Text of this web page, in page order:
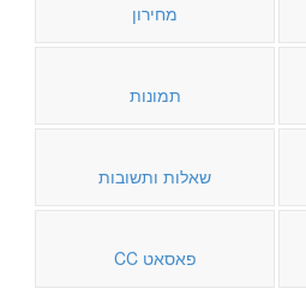
מחירון
תמונות
שאלות ותשובות
פאסאט CC